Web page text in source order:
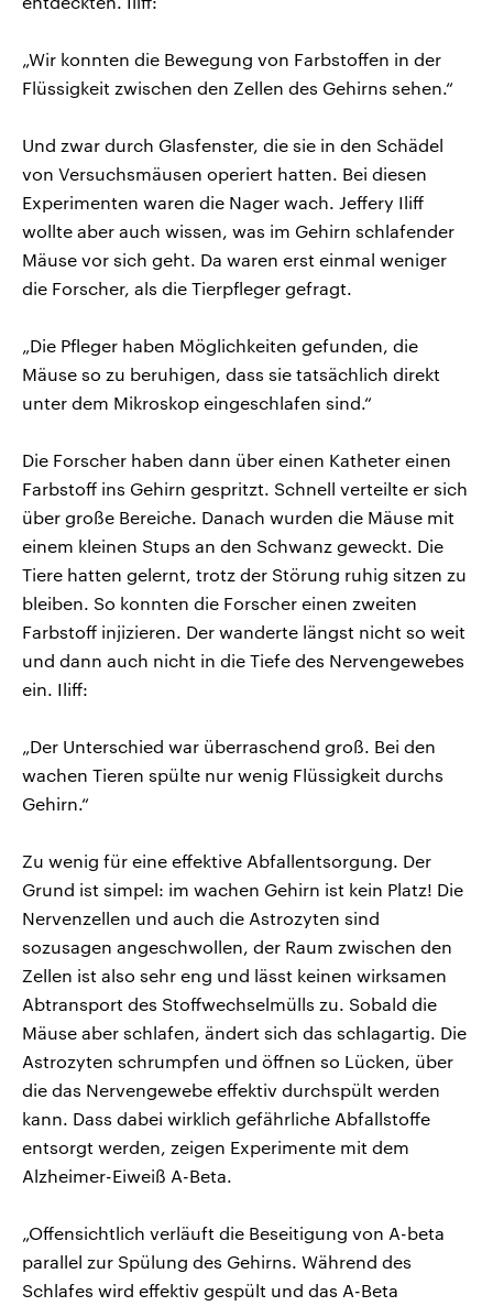
„Wir konnten die Bewegung von Farbstoffen in der
Flüssigkeit zwischen den Zellen des Gehirns sehen.“
Und zwar durch Glasfenster, die sie in den Schädel
von Versuchsmäusen operiert hatten. Bei diesen
Experimenten waren die Nager wach. Jeffery Iliff
wollte aber auch wissen, was im Gehirn schlafender
Mäuse vor sich geht. Da waren erst einmal weniger
die Forscher, als die Tierpfleger gefragt.
„Die Pfleger haben Möglichkeiten gefunden, die
Mäuse so zu beruhigen, dass sie tatsächlich direkt
unter dem Mikroskop eingeschlafen sind.“
Die Forscher haben dann über einen Katheter einen
Farbstoff ins Gehirn gespritzt. Schnell verteilte er sich
über große Bereiche. Danach wurden die Mäuse mit
einem kleinen Stups an den Schwanz geweckt. Die
Tiere hatten gelernt, trotz der Störung ruhig sitzen zu
bleiben. So konnten die Forscher einen zweiten
Farbstoff injizieren. Der wanderte längst nicht so weit
und dann auch nicht in die Tiefe des Nervengewebes
ein. Iliff:
„Der Unterschied war überraschend groß. Bei den
wachen Tieren spülte nur wenig Flüssigkeit durchs
Gehirn.“
Zu wenig für eine effektive Abfallentsorgung. Der
Grund ist simpel: im wachen Gehirn ist kein Platz! Die
Nervenzellen und auch die Astrozyten sind
sozusagen angeschwollen, der Raum zwischen den
Zellen ist also sehr eng und lässt keinen wirksamen
Abtransport des Stoffwechselmülls zu. Sobald die
Mäuse aber schlafen, ändert sich das schlagartig. Die
Astrozyten schrumpfen und öffnen so Lücken, über
die das Nervengewebe effektiv durchspült werden
kann. Dass dabei wirklich gefährliche Abfallstoffe
entsorgt werden, zeigen Experimente mit dem
Alzheimer-Eiweiß A-Beta.
„Offensichtlich verläuft die Beseitigung von A-beta
parallel zur Spülung des Gehirns. Während des
Schlafes wird effektiv gespült und das A-Beta